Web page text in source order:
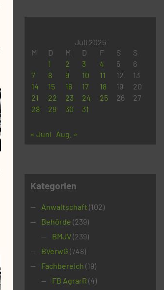
Juli 2025
M
D M D F S
S
1
2 3 4 5
6
7
8 9 10 11 12
13
14
15 16 17 18 19
20
21
22 23 24 25 26
27
28
29 30 31
« Juni Aug. »
Kategorien
Anwaltschaft (102)
Behörde (239)
BMJV(239)
BVerwG (748)
Fachbereich (19)
FB AgrarR (4)